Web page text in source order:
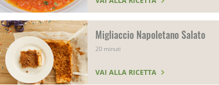
Migliaccio Napoletano Salato
20 minuti
VAI ALLA RICETTA